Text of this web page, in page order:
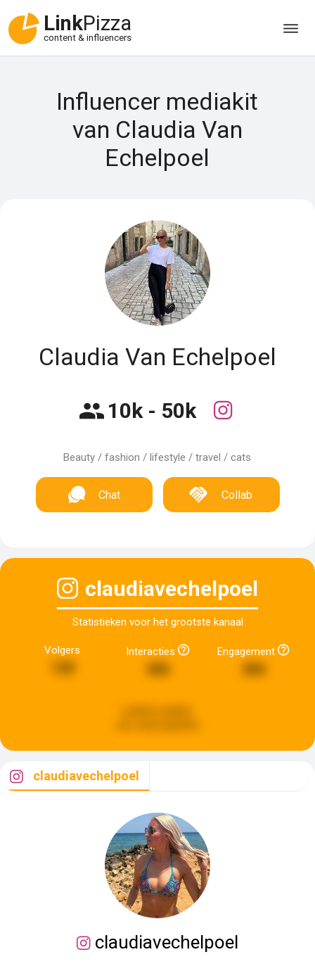
LinkPizza
content & influencers
Influencer mediakit
van Claudia Van
Echelpoel
Claudia Van Echelpoel
10k - 50k
Beauty / fashion / lifestyle / travel / cats
Chat Collab
claudiavechelpoel
Statistieken voor het grootste kanaal
Volgers Interacties
406
Engagement
406
claudiavechelpoel
claudiavechelpoel